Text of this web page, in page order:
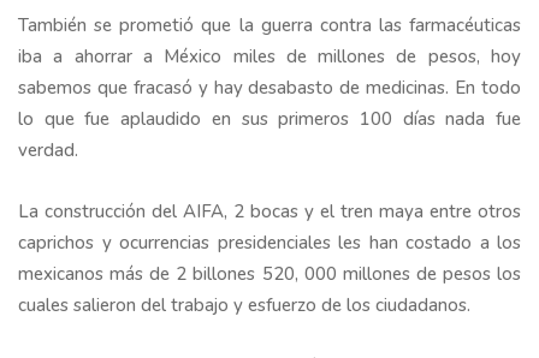
También se prometió que la guerra contra las farmacéuticas
iba a ahorrar a México miles de millones de pesos, hoy
sabemos que fracasó y hay desabasto de medicinas. En todo
lo que fue aplaudido en sus primeros 100 días nada fue
verdad.
La construcción del AIFA, 2 bocas y el tren maya entre otros
caprichos y ocurrencias presidenciales les han costado a los
mexicanos más de 2 billones 520, 000 millones de pesos los
cuales salieron del trabajo y esfuerzo de los ciudadanos.